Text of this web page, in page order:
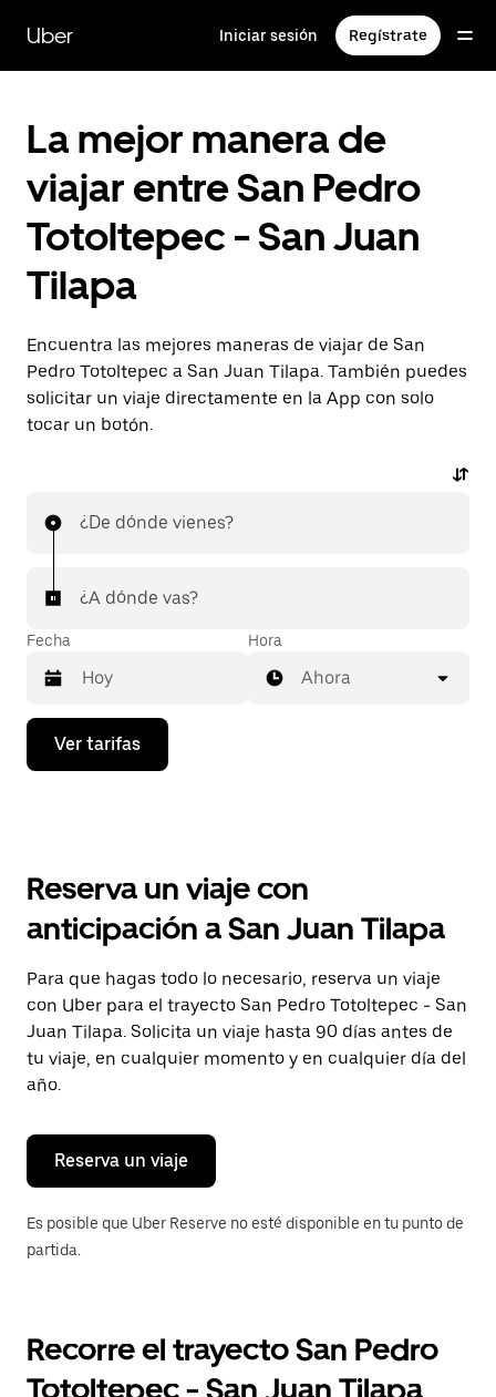
contenido
principal
Uber Iniciar sesión Regístrate
La mejor manera de
viajar entre San Pedro
Totoltepec - San Juan
Tilapa
Encuentra las mejores maneras de viajar de San
Pedro Totoltepec a San Juan Tilapa. También puedes
solicitar un viaje directamente en la App con solo
tocar un botón.
¿De dónde vienes?
¿A dónde vas?
Fecha
Presiona
flecha
el
y
selecciona
una
fecha.
Presiona
la
tecla Esc
para
cerrar
calendario.
Hora
Ahora
Ver tarifas
Reserva un viaje con
anticipación a San Juan Tilapa
Para que hagas todo lo necesario, reserva un viaje
con Uber para el trayecto San Pedro Totoltepec - San
Juan Tilapa. Solicita un viaje hasta 90 días antes de
tu viaje, en cualquier momento y en cualquier día del
año.
Reserva un viaje
Es posible que Uber Reserve no esté disponible en tu punto de
partida.
Recorre el trayecto San Pedro
Totoltepec - San Juan Tilapa